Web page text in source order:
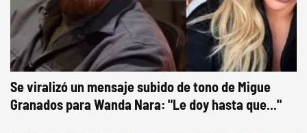
Se viralizó un mensaje subido de tono de Migue
Granados para Wanda Nara: "Le doy hasta que..."